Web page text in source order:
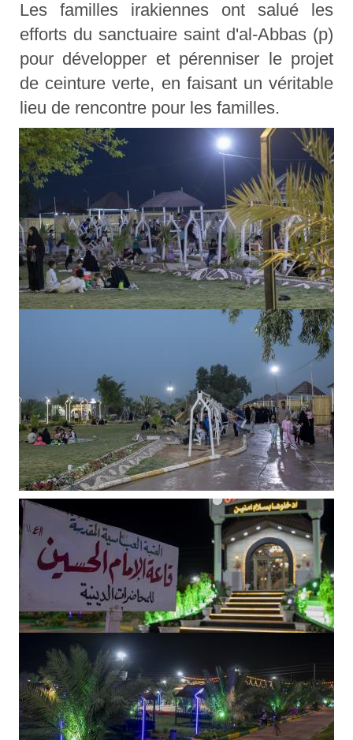
Les familles irakiennes ont salué les
efforts du sanctuaire saint d'al-Abbas (p)
pour développer et pérenniser le projet
de ceinture verte, en faisant un véritable
lieu de rencontre pour les familles.